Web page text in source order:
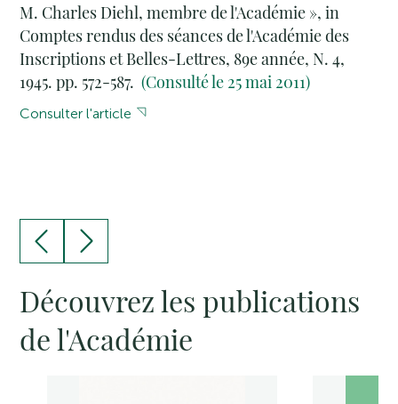
M. Charles Diehl, membre de l'Académie », in
Comptes rendus des séances de l'Académie des
Inscriptions et Belles-Lettres, 89e année, N. 4,
1945. pp. 572-587.(Consulté le 25 mai 2011)
Consulter l'article
Découvrez les publications
de l'Académie